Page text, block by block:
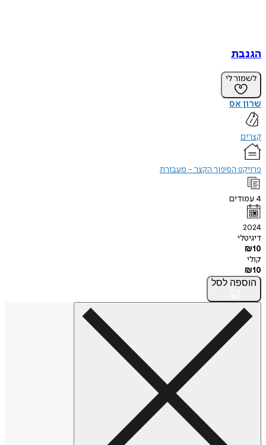
הגנבת
לשמור לי
שרון אס
קצרים
פרויקט הסיפור הקצר - מעבורת
4 עמודים
2024
דיגיטלי
₪10
קולי
₪10
הוספה לסל